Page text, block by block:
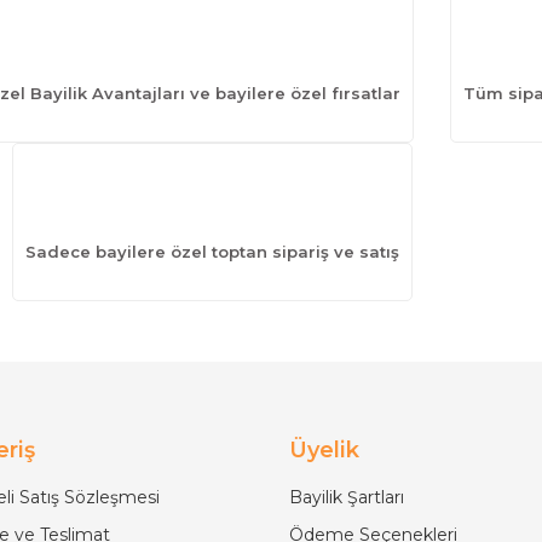
Bayilik Avantajları ve bayilere özel fırsatlar Tüm
Sadece bayilere özel toptan sipariş ve satış
Satış Sözleşmesi
ve Teslimat
Üyelik
Bayilik Şartları
Ödeme Seçenekleri